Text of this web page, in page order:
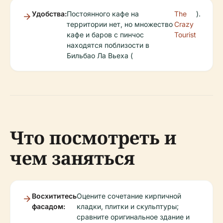
Удобства:Постоянного кафе на
территории нет, но множество
кафе и баров с пинчос
находятся поблизости в
Бильбао Ла Вьеха (
The
Crazy
Tourist
).
Что посмотреть и
чем заняться
Восхититесь
фасадом:
Оцените сочетание кирпичной
кладки, плитки и скульптуры;
сравните оригинальное здание и